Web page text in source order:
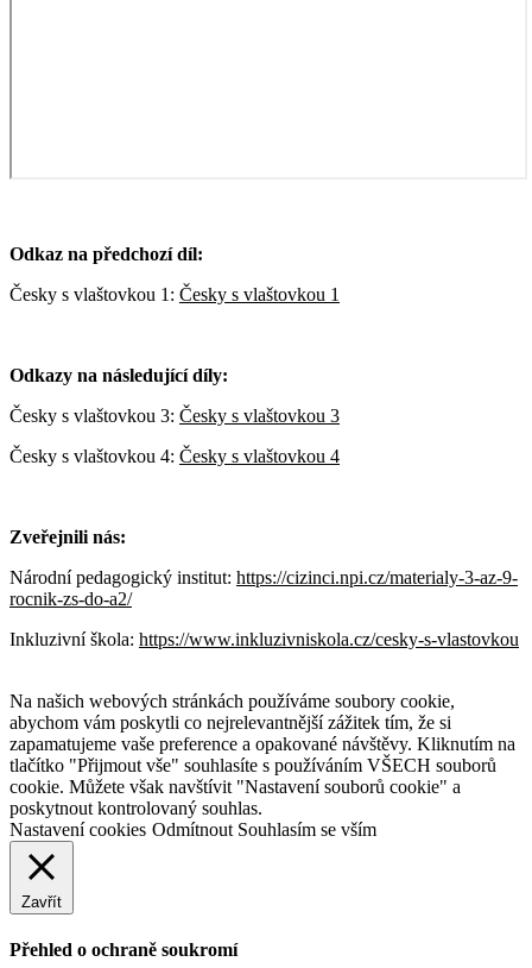
Odkaz na předchozí díl:
Česky s vlaštovkou 1: Česky s vlaštovkou 1
Odkazy na následující díly:
Česky s vlaštovkou 3: Česky s vlaštovkou 3
Česky s vlaštovkou 4: Česky s vlaštovkou 4
Zveřejnili nás:
Národní pedagogický institut: https://cizinci.npi.cz/materialy-3-az-9-
rocnik-zs-do-a2/
Inkluzivní škola: https://www.inkluzivniskola.cz/cesky-s-vlastovkou
Na našich webových stránkách používáme soubory cookie,
abychom vám poskytli co nejrelevantnější zážitek tím, že si
zapamatujeme vaše preference a opakované návštěvy. Kliknutím na
tlačítko "Přijmout vše" souhlasíte s používáním VŠECH souborů
cookie. Můžete však navštívit "Nastavení souborů cookie" a
poskytnout kontrolovaný souhlas.
Nastavení cookies Odmítnout Souhlasím se vším
Zavřít
Přehled o ochraně soukromí